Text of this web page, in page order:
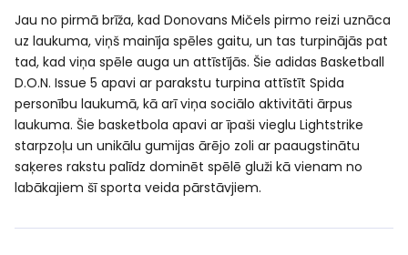
Jau no pirmā brīža, kad Donovans Mičels pirmo reizi uznāca
uz laukuma, viņš mainīja spēles gaitu, un tas turpinājās pat
tad, kad viņa spēle auga un attīstījās. Šie adidas Basketball
D.O.N. Issue 5 apavi ar parakstu turpina attīstīt Spida
personību laukumā, kā arī viņa sociālo aktivitāti ārpus
laukuma. Šie basketbola apavi ar īpaši vieglu Lightstrike
starpzoļu un unikālu gumijas ārējo zoli ar paaugstinātu
saķeres rakstu palīdz dominēt spēlē gluži kā vienam no
labākajiem šī sporta veida pārstāvjiem.